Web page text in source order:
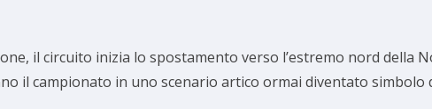
il circuito inizia lo spostamento verso l’estremo nord della
il campionato in uno scenario artico ormai diventato simbolo